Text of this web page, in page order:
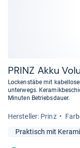
PRINZ Akku
Lockenstäbe mit
unterwegs.
Minuten Betriebsdauer.
Her­stel­ler: Prinz
Praktisch mit